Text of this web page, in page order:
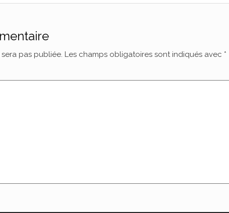
pas publiée. Les champs obligatoires sont indiqués avec *